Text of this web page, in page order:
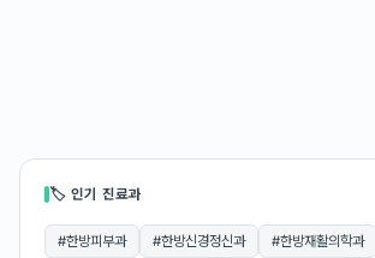
🏷 인기 진료과
#한방피부과 #한방신경정신과 #한방재활의학과